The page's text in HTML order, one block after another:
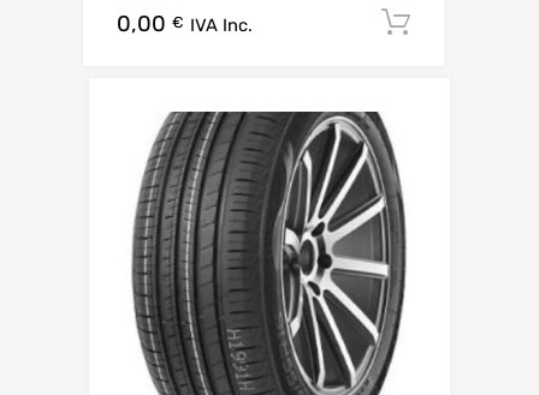
0,00 € IVA Inc.